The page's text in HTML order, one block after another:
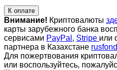
К оплате
Внимание! Криптовалюты
карты зарубежного банка
сервисами PayPal , Stripe или
партнера в Казахстане
Для пожертвования
или воспользуйтесь,